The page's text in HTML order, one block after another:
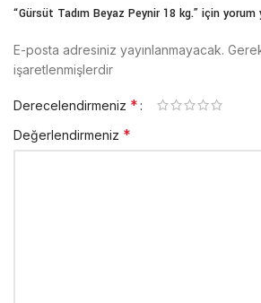
“Gürsüt Tadım Beyaz Peynir 18 kg.” için
E-posta adresiniz yayınlanmayacak.
işaretlenmişlerdir
Derecelendirmeniz *
Değerlendirmeniz *